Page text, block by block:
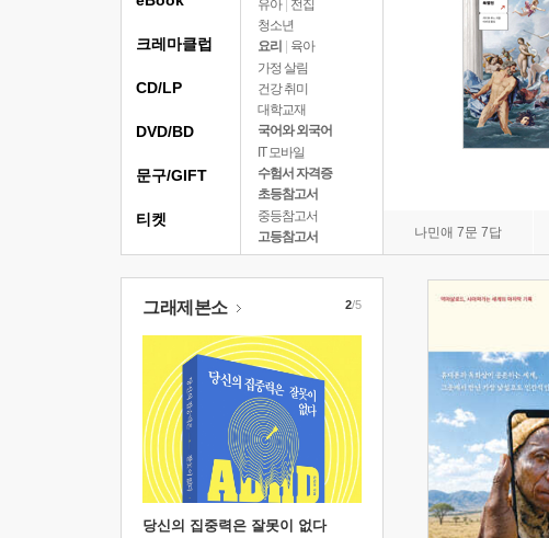
유아 | 전집
청소년
요리
육아
가정 살림
건강 취미
대학교재
국어와 외국어
IT 모바일
수험서 자격증
초등참고서
중등참고서
고등참고서
나민애 7문 7답
크레마클럽
CD/LP
DVD/BD
문구/GIFT
티켓
그래제본소
당신의 집중력은 잘못이 없다
2/5